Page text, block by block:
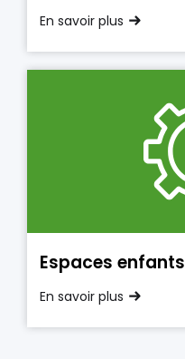
En savoir plus
Espaces enfants
En savoir plus